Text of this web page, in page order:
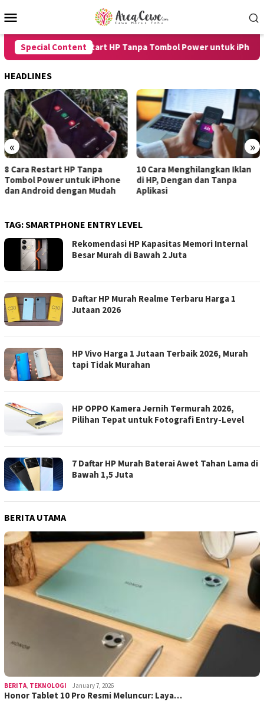
to
Menu
Special Content
8 Cara Restart HP Tanpa Tombol Power untuk iPhone
HEADLINES
« »
10 Cara Menghilangkan Iklan
di HP, Dengan dan Tanpa
Aplikasi
7 Cara Merekam Suara di HP
untuk Android dan iPhone
dengan Hasil Jernih
TAG:SMARTPHONE ENTRY LEVEL
Rekomendasi HP Kapasitas Memori Internal
Besar Murah di Bawah 2 Juta
Daftar HP Murah Realme Terbaru Harga 1
Jutaan 2026
HP Vivo Harga 1 Jutaan Terbaik 2026, Murah
tapi Tidak Murahan
HP OPPO Kamera Jernih Termurah 2026,
Pilihan Tepat untuk Fotografi Entry-Level
7 Daftar HP Murah Baterai Awet Tahan Lama di
Bawah 1,5 Juta
BERITA UTAMA
BERITA TEKNOLOGI January 7, 2026
Honor Tablet 10 Pro Resmi Meluncur: Laya…